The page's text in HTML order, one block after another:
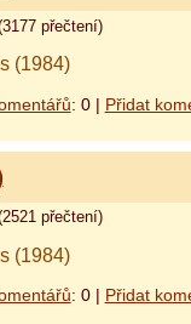
přečtení)
(1984)
: 0 | Přidat
přečtení)
(1984)
: 0 | Přidat